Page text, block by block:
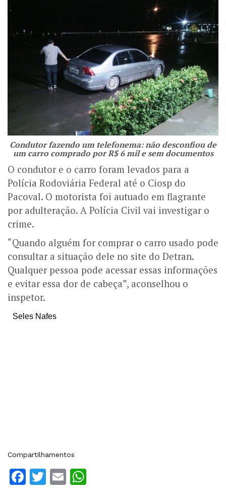
Condutor fazendo um telefonema: não desconfiou de
um carro comprado por R$ 6 mil e sem documentos
O condutor e o carro foram levados para a
Polícia Rodoviária Federal até o Ciosp do
Pacoval. O motorista foi autuado em flagrante
por adulteração. A Polícia Civil vai investigar o
crime.
“Quando alguém for comprar o carro usado pode
consultar a situação dele no site do Detran.
Qualquer pessoa pode acessar essas informações
e evitar essa dor de cabeça”, aconselhou o
inspetor.
Seles Nafes
Compartilhamentos
Facebook
Twitter
Email